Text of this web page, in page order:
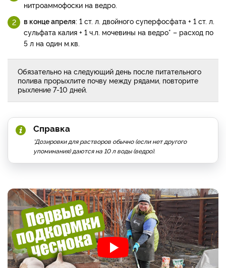
нитроаммофоски на ведро.
в конце апреля: 1 ст. л. двойного суперфосфата + 1 ст. л.
сульфата калия + 1 ч.л. мочевины на ведро* – расход по
5 л на один м.кв.
Обязательно на следующий день после питательного
полива прорыхлите почву между рядами, повторите
рыхление 7-10 дней.
Справка
*Дозировки для растворов обычно (если нет другого
упоминания) даются на 10 л воды (ведро).